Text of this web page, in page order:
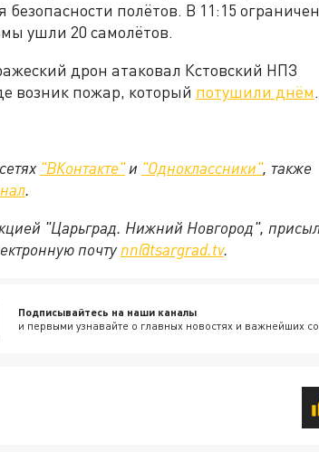
полётов. В 11:15
ушли 20 самолётов.
дрон атаковал Кстовский НПЗ
возник пожар, который потушили днём.
"ВКонтакте"и "Одноклассники", также
.
"Царьград. Нижний Новгород",
почту nn@tsargrad.tv.
Подписывайтесь на наши каналы
и первыми узнавайте о главных новостях и важнейших